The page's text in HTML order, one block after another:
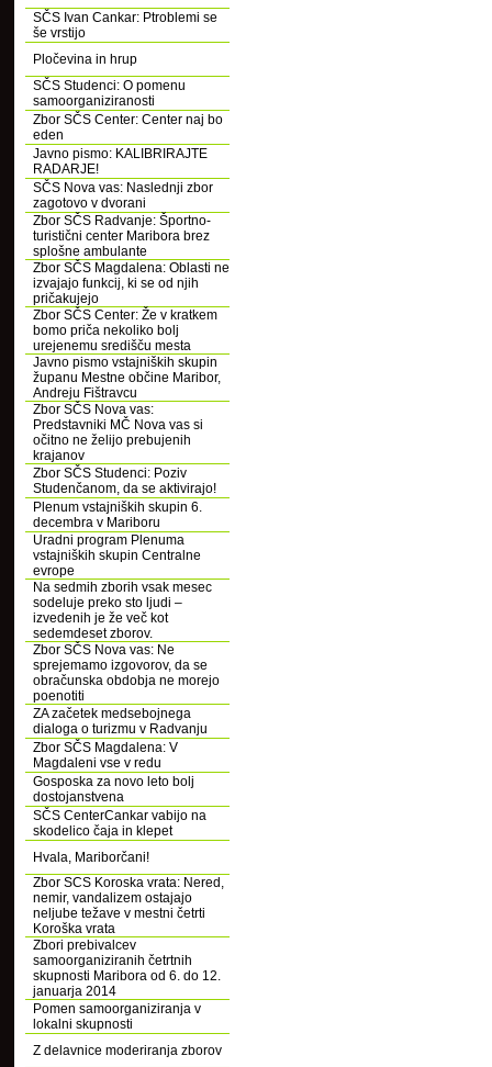
SČS Ivan Cankar: Ptroblemi se
še vrstijo
Pločevina in hrup
SČS Studenci: O pomenu
samoorganiziranosti
Zbor SČS Center: Center naj bo
eden
Javno pismo: KALIBRIRAJTE
RADARJE!
SČS Nova vas: Naslednji zbor
zagotovo v dvorani
Zbor SČS Radvanje: Športno-
turistični center Maribora brez
splošne ambulante
Zbor SČS Magdalena: Oblasti ne
izvajajo funkcij, ki se od njih
pričakujejo
Zbor SČS Center: Že v kratkem
bomo priča nekoliko bolj
urejenemu središču mesta
Javno pismo vstajniških skupin
županu Mestne občine Maribor,
Andreju Fištravcu
Zbor SČS Nova vas:
Predstavniki MČ Nova vas si
očitno ne želijo prebujenih
krajanov
Zbor SČS Studenci: Poziv
Studenčanom, da se aktivirajo!
Plenum vstajniških skupin 6.
decembra v Mariboru
Uradni program Plenuma
vstajniških skupin Centralne
evrope
Na sedmih zborih vsak mesec
sodeluje preko sto ljudi –
izvedenih je že več kot
sedemdeset zborov.
Zbor SČS Nova vas: Ne
sprejemamo izgovorov, da se
obračunska obdobja ne morejo
poenotiti
ZA začetek medsebojnega
dialoga o turizmu v Radvanju
Zbor SČS Magdalena: V
Magdaleni vse v redu
Gosposka za novo leto bolj
dostojanstvena
SČS CenterCankar vabijo na
skodelico čaja in klepet
Hvala, Mariborčani!
Zbor SCS Koroska vrata: Nered,
nemir, vandalizem ostajajo
neljube težave v mestni četrti
Koroška vrata
Zbori prebivalcev
samoorganiziranih četrtnih
skupnosti Maribora od 6. do 12.
januarja 2014
Pomen samoorganiziranja v
lokalni skupnosti
Z delavnice moderiranja zborov